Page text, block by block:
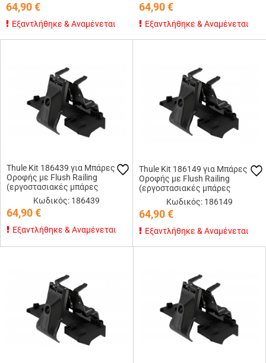
64,90€
Εξαντλήθηκε & Αναμένεται
64,90€
Εξαντλήθηκε & Αναμένεται
Thule Kit 186439 για Μπάρες
Οροφής με Flush Railing
(εργοστασιακές μπάρες
εφαπτόμενες στην οροφή)
Κωδικός: 186439
64,90€
Εξαντλήθηκε & Αναμένεται
Thule Kit 186149 για Μπάρες
Οροφής με Flush Railing
(εργοστασιακές μπάρες
εφαπτόμενες στην οροφή)
Κωδικός: 186149
64,90€
Εξαντλήθηκε & Αναμένεται